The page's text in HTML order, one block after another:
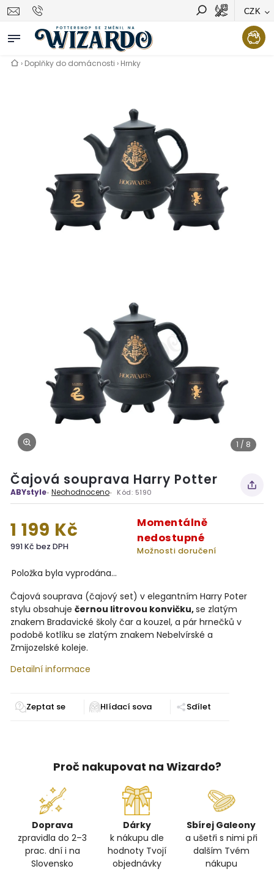
CZK
Vyhledávání Hledat
› Doplňky do domácnosti › Hrnky
1 / 8
Čajová souprava Harry Potter
ABYstyle Neohodnoceno Kód: 5190
1 199 Kč
991 Kč bez DPH
Momentálně
nedostupné
Možnosti doručení
Položka byla vyprodána…
Čajová souprava (čajový set) v elegantním Harry Poter
stylu obsahuje černou litrovou konvičku,se zlatým
znakem Bradavické školy čar a kouzel, a pár hrnečků v
podobě kotlíku se zlatým znakem Nebelvírské a
Zmijozelské koleje.
Detailní informace
Zeptat se Sdílet
Proč nakupovat na Wizardo?
Doprava
zpravidla do 2–3
prac. dní i na
Slovensko
Dárky
k nákupu dle
hodnoty Tvojí
objednávky
Sbírej Galeony
a ušetři s nimi při
dalším Tvém
nákupu